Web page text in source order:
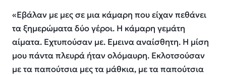
«Εβάλαν με μες σε μια κάμαρη που είχαν πεθάνει
τα ξημερώματα δύο γέροι. Η κάμαρη γεμάτη
αίματα. Εχτυπούσαν με. Εμεινα αναίσθητη. Η μίση
μου πάντα πλευρά ήταν ολόμαυρη. Εκλοτσούσαν
με τα παπούτσια μες τα μάθκια, με τα παπούτσια